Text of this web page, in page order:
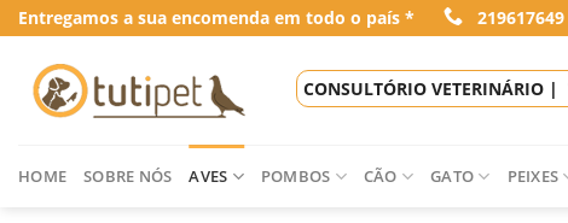
Skip
to
content
Entregamos a sua encomenda em todo o país * 219617649
CONSULTÓRIO VETERINÁRIO |
HOME SOBRE NÓS AVES POMBOS CÃO GATO PEIXES